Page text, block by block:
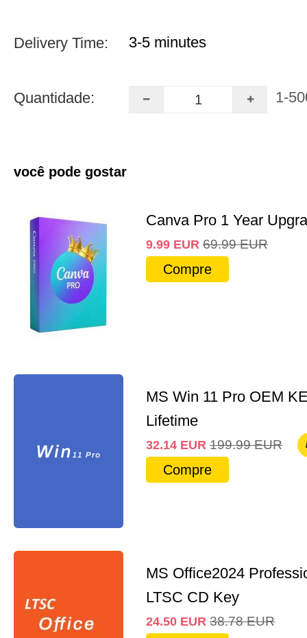
Delivery Time: 3-5 minutes
Quantidade: 1-
você pode gostar
Canva Pro 1 Year
9.99 EUR 69.99 EUR
Compre
MS Win 11 Pro OEM
Lifetime
32.14 EUR 199.99 EUR
Compre
MS Office2024
LTSC CD Key
24.50 EUR 38.78 EUR